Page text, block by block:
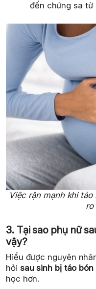
đến chứng sa tử
Việc rặn mạnh khi
ro
3. Tại sao phụ nữ
vậy?
Hiểu được nguyên
hỏi sau sinh bị táo bón
học hơn.